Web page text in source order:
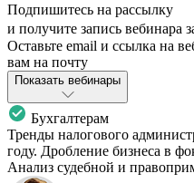
Подпишитесь на рассылку
и получите запись вебинара
Оставьте email и ссылка на
вам на почту
Показать вебинары
Бухгалтерам
Тренды налогового
году. Дробление бизнеса в
Анализ судебной и